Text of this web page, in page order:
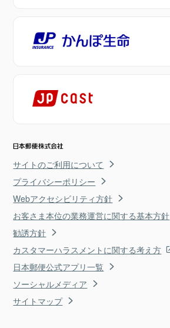
サイトのご利用について
プライバシーポリシー
Webアクセシビリティ方針
お客さま本位の業務運営に関する基本方針
勧誘方針
カスタマーハラスメントに関する考え方
日本郵便公式アプリ一覧
ソーシャルメディア
サイトマップ